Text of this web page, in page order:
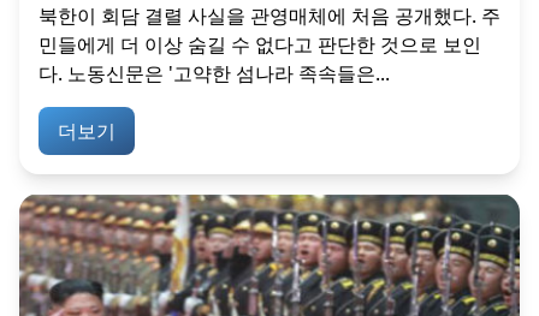
북한이 회담 결렬 사실을 관영매체에 처음 공개했다. 주
민들에게 더 이상 숨길 수 없다고 판단한 것으로 보인
다. 노동신문은 '고약한 섬나라 족속들은...
더보기